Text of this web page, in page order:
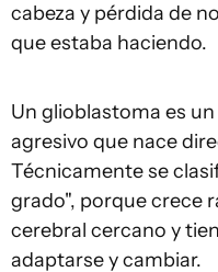
cabeza y pérdida de
que estaba haciendo.
Un glioblastoma es
agresivo que nace
Técnicamente se
grado", porque crece
cerebral cercano y
adaptarse y cambiar.